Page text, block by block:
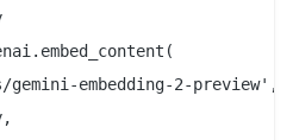
gemini-embedding-2-preview',